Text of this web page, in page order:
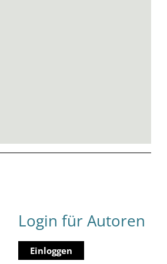
Login für Autoren
Einloggen